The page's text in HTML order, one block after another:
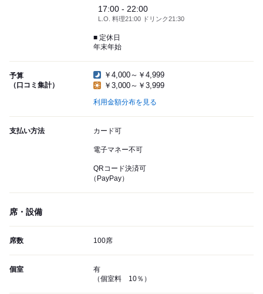
17:00 - 22:00
L.O. 料理21:00 ドリンク21:30
■ 定休日
年末年始
予算
（口コミ集計）
￥4,000～￥4,999
￥3,000～￥3,999
利用金額分布を見る
支払い方法 カード可
電子マネー不可
QRコード決済可
（PayPay）
席・設備
席数 100席
個室
有
（個室料 10％）